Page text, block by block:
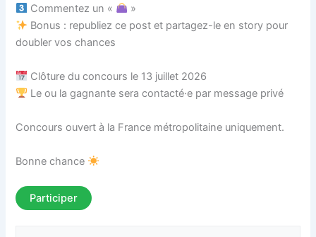
Commentez un «
»
Bonus : republiez ce post et partagez-le en story pour
doubler vos chances
Clôture du concours le 13 juillet 2026
Le ou la gagnante sera contacté·e par message privé
Concours ouvert à la France métropolitaine uniquement.
Bonne chance
Participer